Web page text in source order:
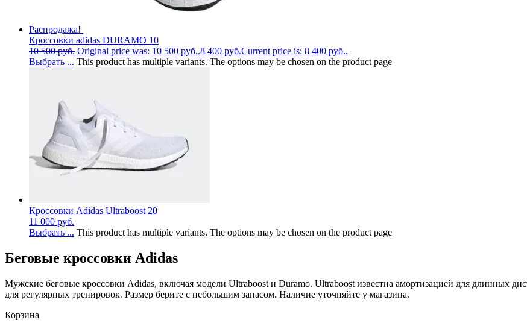
Распродажа!
Кроссовки adidas DURAMO 10
10 500руб. Original price was: 10 500 руб..8 400 руб.Current price is: 8 400 руб..
Выбрать ... This product has multiple variants. The options may be chosen on the product page
Кроссовки Adidas Ultraboost 20
11 000 руб.
Выбрать ... This product has multiple variants. The options may be chosen on the product page
Беговые кроссовки Adidas
Мужские беговые кроссовки Adidas, включая модели Ultraboost и Duramo. Ultraboost известна амортизацией для длинных
для регулярных тренировок. Размер берите с небольшим запасом. Наличие уточняйте у магазина.
Корзина